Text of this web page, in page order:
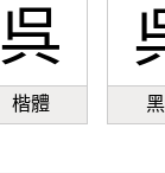
呉
楷體